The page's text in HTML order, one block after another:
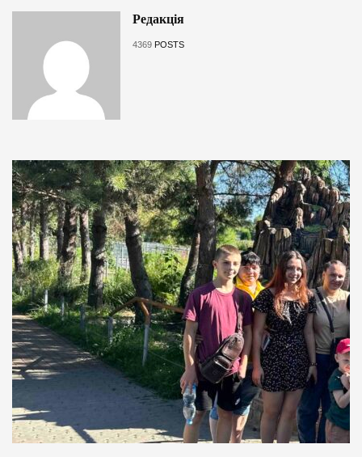
Редакція
4369 POSTS